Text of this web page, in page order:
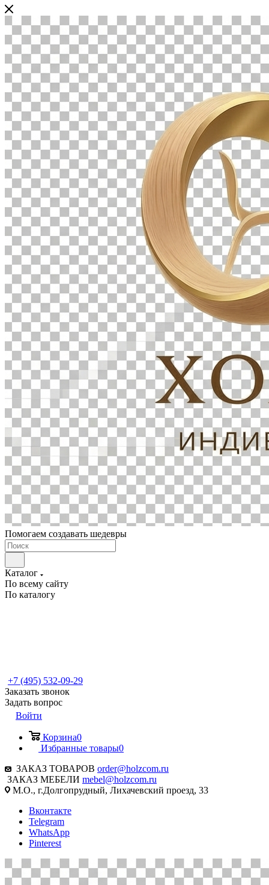
Помогаем создавать шедевры
Каталог
По всему сайту
По каталогу
+7 (495) 532-09-29
Заказать звонок
Задать вопрос
Войти
Корзина0
Избранные товары0
ЗАКАЗ ТОВАРОВ order@holzcom.ru
ЗАКАЗ МЕБЕЛИ mebel@holzcom.ru
М.О., г.Долгопрудный, Лихачевский проезд, 33
Вконтакте
Telegram
WhatsApp
Pinterest